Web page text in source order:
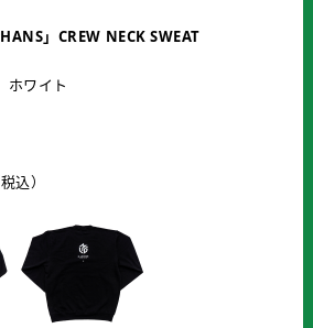
」 CREW NECK SWEAT
ホワイト
込）